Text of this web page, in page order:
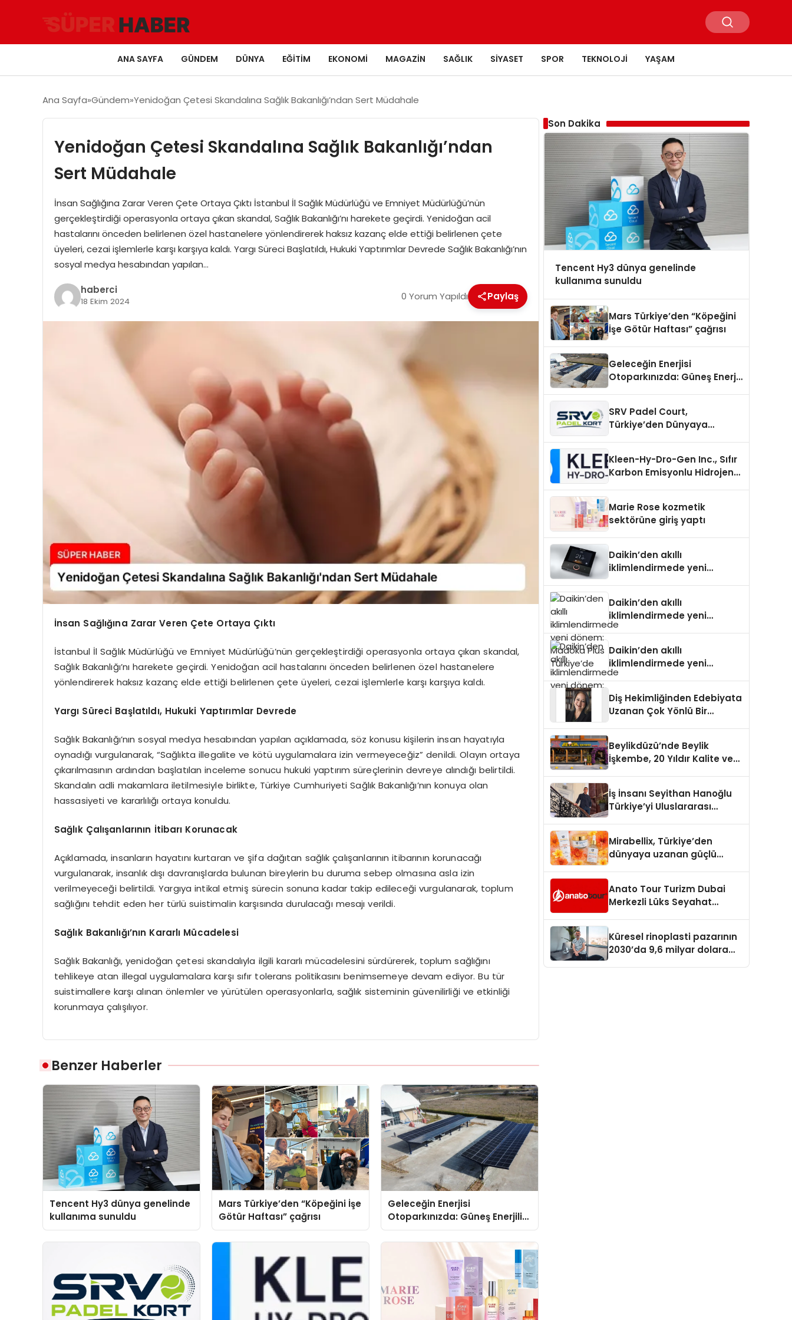
ANA SAYFA GÜNDEM DÜNYA EĞITIM EKONOMI MAGAZIN SAĞLIK SIYASET SPOR TEKNOLOJI YAŞAM
Ana Sayfa Gündem Yenidoğan Çetesi Skandalına Sağlık Bakanlığı’ndan Sert Müdahale
Yenidoğan Çetesi Skandalına Sağlık Bakanlığı’ndan
Sert Müdahale
İnsan Sağlığına Zarar Veren Çete Ortaya Çıktı İstanbul İl Sağlık Müdürlüğü ve Emniyet Müdürlüğü’nün
gerçekleştirdiği operasyonla ortaya çıkan skandal, Sağlık Bakanlığı’nı harekete geçirdi. Yenidoğan acil
hastalarını önceden belirlenen özel hastanelere yönlendirerek haksız kazanç elde ettiği belirlenen çete
üyeleri, cezai işlemlerle karşı karşıya kaldı. Yargı Süreci Başlatıldı, Hukuki Yaptırımlar Devrede Sağlık Bakanlığı’nın
sosyal medya hesabından yapılan…
haberci
18 Ekim 2024 0 Yorum Yapıldı Paylaş
İnsan Sağlığına Zarar Veren Çete Ortaya Çıktı
İstanbul İl Sağlık Müdürlüğü ve Emniyet Müdürlüğü’nün gerçekleştirdiği operasyonla ortaya çıkan skandal,
Sağlık Bakanlığı’nı harekete geçirdi. Yenidoğan acil hastalarını önceden belirlenen özel hastanelere
yönlendirerek haksız kazanç elde ettiği belirlenen çete üyeleri, cezai işlemlerle karşı karşıya kaldı.
Yargı Süreci Başlatıldı, Hukuki Yaptırımlar Devrede
Sağlık Bakanlığı’nın sosyal medya hesabından yapılan açıklamada, söz konusu kişilerin insan hayatıyla
oynadığı vurgulanarak, “Sağlıkta illegalite ve kötü uygulamalara izin vermeyeceğiz” denildi. Olayın ortaya
çıkarılmasının ardından başlatılan inceleme sonucu hukuki yaptırım süreçlerinin devreye alındığı belirtildi.
Skandalın adli makamlara iletilmesiyle birlikte, Türkiye Cumhuriyeti Sağlık Bakanlığı’nın konuya olan
hassasiyeti ve kararlılığı ortaya konuldu.
Sağlık Çalışanlarının İtibarı Korunacak
Açıklamada, insanların hayatını kurtaran ve şifa dağıtan sağlık çalışanlarının itibarının korunacağı
vurgulanarak, insanlık dışı davranışlarda bulunan bireylerin bu duruma sebep olmasına asla izin
verilmeyeceği belirtildi. Yargıya intikal etmiş sürecin sonuna kadar takip edileceği vurgulanarak, toplum
sağlığını tehdit eden her türlü suistimalin karşısında durulacağı mesajı verildi.
Sağlık Bakanlığı’nın Kararlı Mücadelesi
Sağlık Bakanlığı, yenidoğan çetesi skandalıyla ilgili kararlı mücadelesini sürdürerek, toplum sağlığını
tehlikeye atan illegal uygulamalara karşı sıfır tolerans politikasını benimsemeye devam ediyor. Bu tür
suistimallere karşı alınan önlemler ve yürütülen operasyonlarla, sağlık sisteminin güvenilirliği ve etkinliği
korunmaya çalışılıyor.
Benzer Haberler
Tencent Hy3 dünya genelinde
kullanıma sunuldu
Mars Türkiye’den “Köpeğini İşe
Götür Haftası” çağrısı
Geleceğin Enerjisi
Otoparkınızda: Güneş Enerjili
Carport (Solar Otopark)
Nedir?
Son Dakika
Tencent Hy3 dünya genelinde
kullanıma sunuldu
Mars Türkiye’den “Köpeğini
İşe Götür Haftası” çağrısı
Geleceğin Enerjisi
Otoparkınızda: Güneş Enerjili
SRV Padel Court,
Türkiye’den Dünyaya
Kleen-Hy-Dro-Gen Inc., Sıfır
Karbon Emisyonlu Hidrojen
Aldı
Marie Rose kozmetik
sektörüne giriş yaptı
Daikin’den akıllı
iklimlendirmede yeni
Daikin’den akıllı
iklimlendirmede yeni
dönem: Madoka Plus
Daikin’den akıllı
iklimlendirmede yeni
dönem: Madoka Plus
Diş Hekimliğinden Edebiyata
Uzanan Çok Yönlü Bir
Beylikdüzü’nde Beylik
İşkembe, 20 Yıldır Kalite ve
İş İnsanı Seyithan Hanoğlu
Türkiye’yi Uluslararası
Mirabellix, Türkiye’den
dünyaya uzanan güçlü
Anato Tour Turizm Dubai
Merkezli Lüks Seyahat
Küresel rinoplasti pazarının
2030’da 9,6 milyar dolara